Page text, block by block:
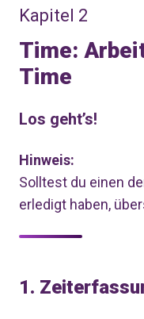
Kapitel 2
Time:
Time
Los geht’s!
Hinweis:
Solltest du einen
erledigt haben,
1.